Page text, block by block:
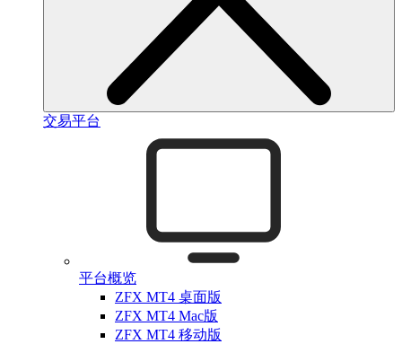
交易平台
平台概览
ZFX MT4 桌面版
ZFX MT4 Mac版
ZFX MT4 移动版